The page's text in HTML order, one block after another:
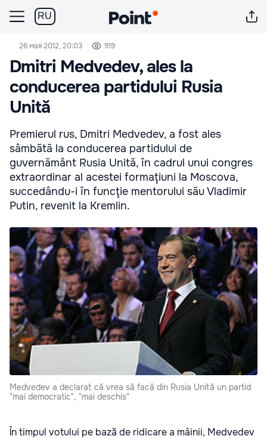
RU
26 мая 2012, 20:03 919
Dmitri Medvedev, ales la
conducerea partidului Rusia
Unită
Premierul rus, Dmitri Medvedev, a fost ales
sâmbătă la conducerea partidului de
guvernământ Rusia Unită, în cadrul unui congres
extraordinar al acestei formaţiuni la Moscova,
succedându-i în funcţie mentorului său Vladimir
Putin, revenit la Kremlin.
Medvedev a declarat că vrea să facă din Rusia Unită un partid
"mai democratic", "mai deschis"
În timpul votului pe bază de ridicare a mâinii, Medvedev